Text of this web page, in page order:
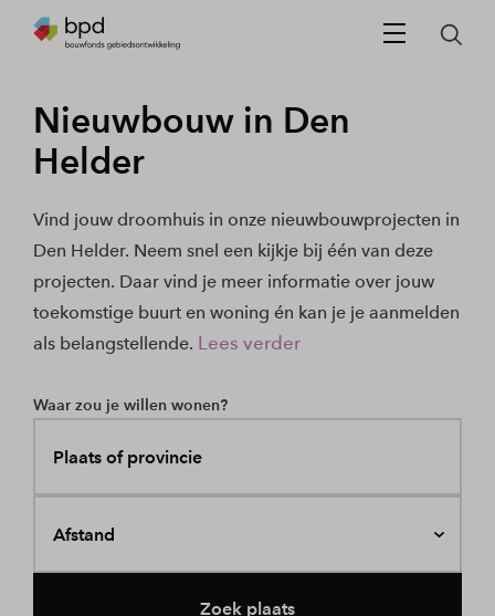
Nieuwbouw in Den
Helder
Vind jouw droomhuis in onze nieuwbouwprojecten in
Den Helder. Neem snel een kijkje bij één van deze
projecten. Daar vind je meer informatie over jouw
toekomstige buurt en woning én kan je je aanmelden
als belangstellende. Lees verder
Waar zou je willen wonen?
Plaats of provincie
Afstand
Zoek plaats